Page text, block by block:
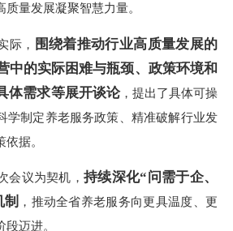
量发展凝聚智慧力量。
， 围绕着推动行业高质量发展的
中的实际困难与瓶颈、政策环境和
体需求等展开谈论，提出了具体可操
学制定养老服务政策、精准破解行业发
据。
议为契机，持续深化“问需于企、
，推动全省养老服务向更具温度、更
迈进。